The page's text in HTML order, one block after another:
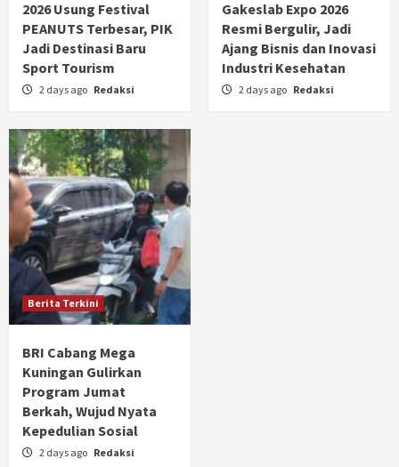
2026 Usung Festival
PEANUTS Terbesar, PIK
Jadi Destinasi Baru
Sport Tourism
2 days ago Redaksi
Gakeslab Expo 2026
Resmi Bergulir, Jadi
Ajang Bisnis dan Inovasi
Industri Kesehatan
2 days ago Redaksi
Berita Terkini
BRI Cabang Mega
Kuningan Gulirkan
Program Jumat
Berkah, Wujud Nyata
Kepedulian Sosial
2 days ago Redaksi